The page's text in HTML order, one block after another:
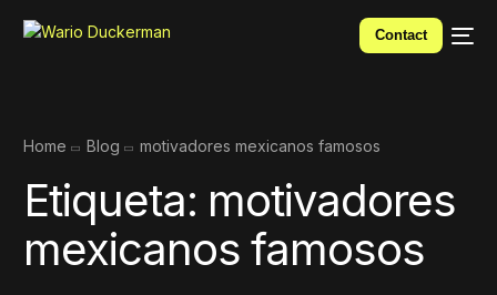
Contact
Home Blog motivadores mexicanos famosos
Etiqueta: motivadores
mexicanos famosos